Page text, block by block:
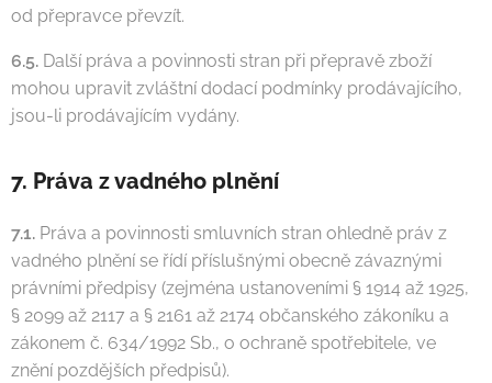
od přepravce převzít.
6.5. Další práva a povinnosti stran při přepravě zboží
mohou upravit zvláštní dodací podmínky prodávajícího,
jsou-li prodávajícím vydány.
7. Práva z vadného plnění
7.1. Práva a povinnosti smluvních stran ohledně práv z
vadného plnění se řídí příslušnými obecně závaznými
právními předpisy (zejména ustanoveními § 1914 až 1925,
§ 2099 až 2117 a § 2161 až 2174 občanského zákoníku a
zákonem č. 634/1992 Sb., o ochraně spotřebitele, ve
znění pozdějších předpisů).